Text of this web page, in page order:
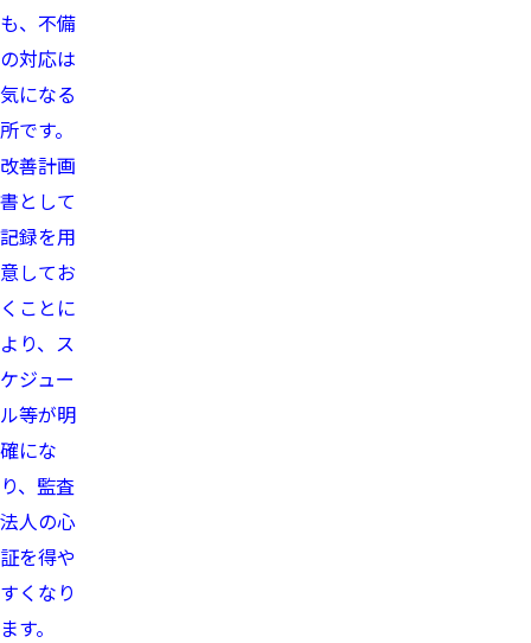
も、不備
の対応は
気になる
所です。
改善計画
書として
記録を用
意してお
くことに
より、ス
ケジュー
ル等が明
確にな
り、監査
法人の心
証を得や
すくなり
ます。